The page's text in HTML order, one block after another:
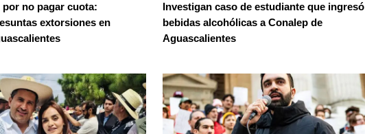
no pagar cuota:
extorsiones en
Investigan caso de estudiante que ingresó
bebidas alcohólicas a Conalep de
Aguascalientes